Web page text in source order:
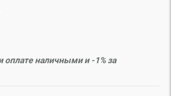
оплате наличными и -1% за